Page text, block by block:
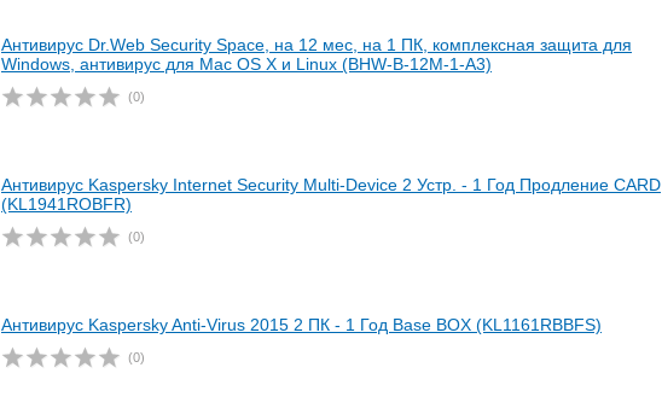
Антивирус Dr.Web Security Space, на 12 мес, на 1 ПК, комплексная защита для
Windows, антивирус для Mac OS X и Linux (BHW-B-12M-1-A3)
(0)
Антивирус Kaspersky Internet Security Multi-Device 2 Устр. - 1 Год Продление CARD
(KL1941ROBFR)
(0)
Антивирус Kaspersky Anti-Virus 2015 2 ПК - 1 Год Base BOX (KL1161RBBFS)
(0)